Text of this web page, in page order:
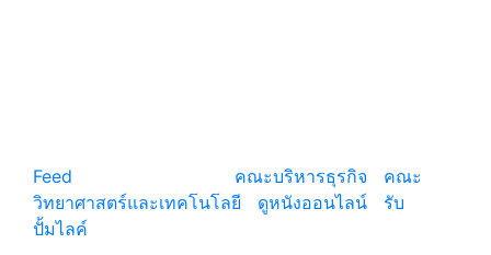
Feed
คณะบริหารธุรกิจ
คณะ
วิทยาศาสตร์และเทคโนโลยี
ดูหนังออนไลน์
รับ
ปั้มไลค์